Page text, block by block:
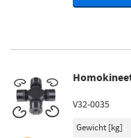
V32-0035
Gewicht [kg]